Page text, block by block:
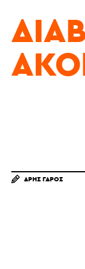
ΆΡΗΣ ΓΆΡΟΣ